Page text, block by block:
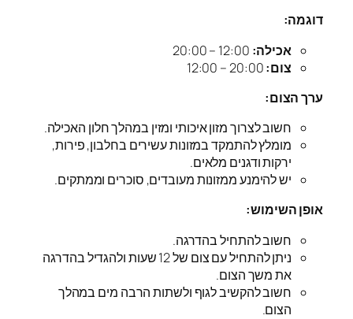
דוגמה:
אכילה:
צום:
ערך הצום:
חשוב לצרוך מזון איכותי ומזין במהלך חלון האכילה.
מומלץ להתמקד במזונות עשירים בחלבון, פירות,
ירקות ודגנים מלאים.
יש להימנע ממזונות מעובדים, סוכרים וממתקים.
אופן השימוש:
חשוב להתחיל בהדרגה.
ניתן להתחיל עם צום של 12 שעות ולהגדיל בהדרגה
את משך הצום.
חשוב להקשיב לגוף ולשתות הרבה מים במהלך
הצום.